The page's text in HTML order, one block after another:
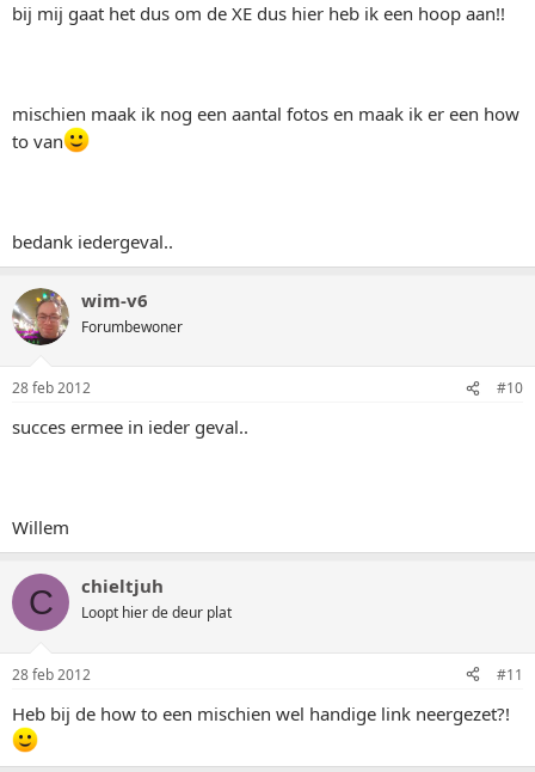
bij mij gaat het dus om de XE dus hier heb ik een hoop aan!!
mischien maak ik nog een aantal fotos en maak ik er een how
to van
bedank iedergeval..
wim-v6
Forumbewoner
28 feb 2012 #10
succes ermee in ieder geval..
Willem
C chieltjuh
Loopt hier de deur plat
28 feb 2012 #11
Heb bij de how to een mischien wel handige link neergezet?!